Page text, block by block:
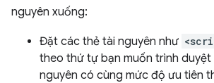
nguyên xuống:
Đặt các thẻ tài nguyên như
theo thứ tự bạn muốn trình duyệt
nguyên có cùng mức độ ưu tiên